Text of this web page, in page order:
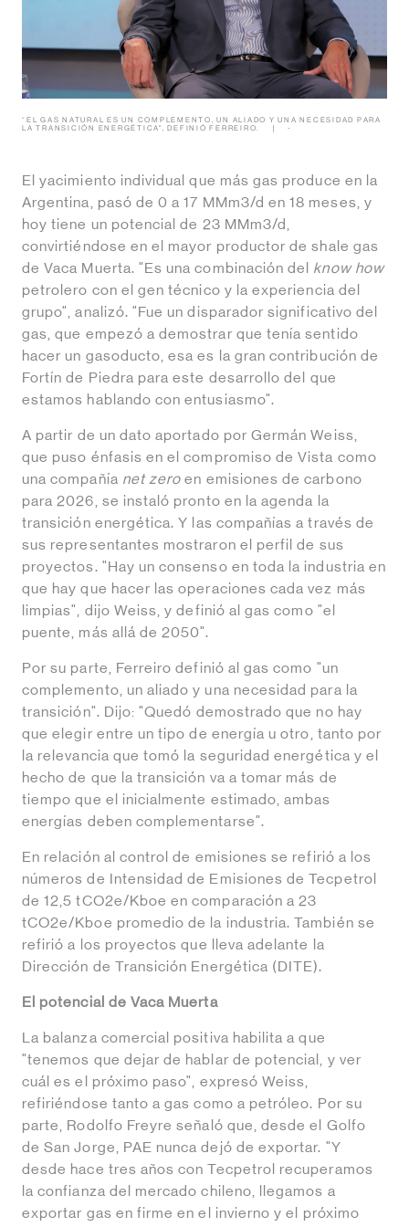
“EL GAS NATURAL ES UN COMPLEMENTO, UN ALIADO Y UNA NECESIDAD PARA
LA TRANSICIÓN ENERGÉTICA", DEFINIÓ FERREIRO.
-
El yacimiento individual que más gas produce en la
Argentina, pasó de 0 a 17 MMm3/d en 18 meses, y
hoy tiene un potencial de 23 MMm3/d,
convirtiéndose en el mayor productor de shale gas
de Vaca Muerta. "Es una combinación del
know how
petrolero con el gen técnico y la experiencia del
grupo", analizó. "Fue un disparador significativo del
gas, que empezó a demostrar que tenía sentido
hacer un gasoducto, esa es la gran contribución de
Fortín de Piedra para este desarrollo del que
estamos hablando con entusiasmo".
A partir de un dato aportado por Germán Weiss,
que puso énfasis en el compromiso de Vista como
una compañía net zeroen emisiones de carbono
para 2026, se instaló pronto en la agenda la
transición energética. Y las compañías a través de
sus representantes mostraron el perfil de sus
proyectos. "Hay un consenso en toda la industria en
que hay que hacer las operaciones cada vez más
limpias", dijo Weiss, y definió al gas como "el
puente, más allá de 2050".
Por su parte, Ferreiro definió al gas como "un
complemento, un aliado y una necesidad para la
transición". Dijo: "Quedó demostrado que no hay
que elegir entre un tipo de energía u otro, tanto por
la relevancia que tomó la seguridad energética y el
hecho de que la transición va a tomar más de
tiempo que el inicialmente estimado, ambas
energías deben complementarse".
En relación al control de emisiones se refirió a los
números de Intensidad de Emisiones de Tecpetrol
de 12,5 tCO2e/Kboe en comparación a 23
tCO2e/Kboe promedio de la industria. También se
refirió a los proyectos que lleva adelante la
Dirección de Transición Energética (DITE).
El potencial de Vaca Muerta
La balanza comercial positiva habilita a que
"tenemos que dejar de hablar de potencial, y ver
cuál es el próximo paso", expresó Weiss,
refiriéndose tanto a gas como a petróleo. Por su
parte, Rodolfo Freyre señaló que, desde el Golfo
de San Jorge, PAE nunca dejó de exportar. "Y
desde hace tres años con Tecpetrol recuperamos
la confianza del mercado chileno, llegamos a
exportar gas en firme en el invierno y el próximo